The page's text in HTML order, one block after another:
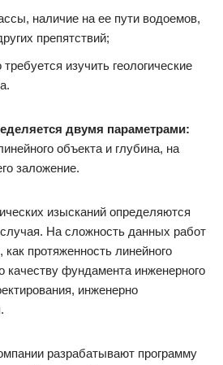
наличие на ее пути водоемов,
препятствий;
изучить геологические
двумя параметрами:
объекта и глубина, на
заложение.
изысканий определяются
На сложность данных работ
протяженность линейного
качеству фундамента инженерного
инженерно
разрабатывают программу